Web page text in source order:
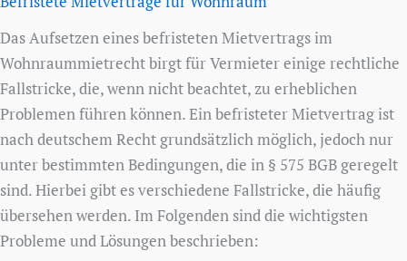
Das Aufsetzen eines befristeten Mietvertrags im
Wohnraummietrecht birgt für Vermieter einige rechtliche
Fallstricke, die, wenn nicht beachtet, zu erheblichen
Problemen führen können. Ein befristeter Mietvertrag ist
nach deutschem Recht grundsätzlich möglich, jedoch nur
unter bestimmten Bedingungen, die in § 575 BGB geregelt
sind. Hierbei gibt es verschiedene Fallstricke, die häufig
übersehen werden. Im Folgenden sind die wichtigsten
Probleme und Lösungen beschrieben: